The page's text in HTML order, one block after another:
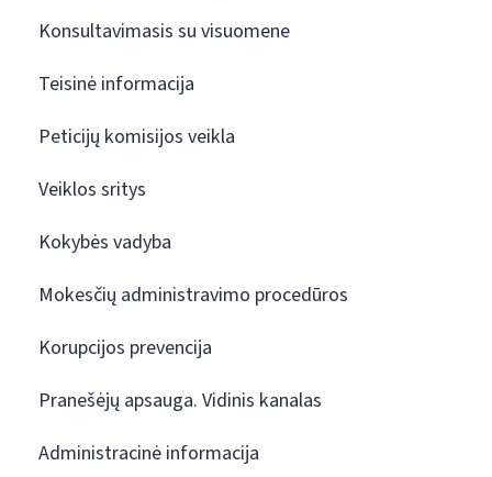
Konsultavimasis su visuomene
Teisinė informacija
Peticijų komisijos veikla
Veiklos sritys
Kokybės vadyba
Mokesčių administravimo procedūros
Korupcijos prevencija
Pranešėjų apsauga. Vidinis kanalas
Administracinė informacija